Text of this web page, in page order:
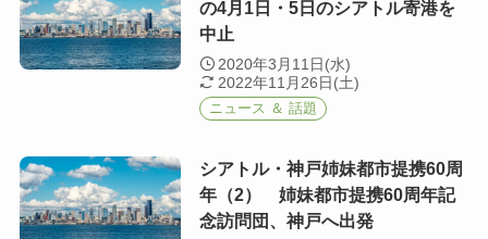
の4月1日・5日のシアトル寄港を
中止
2020年3月11日(水)
2022年11月26日(土)
ニュース ＆ 話題
シアトル・神戸姉妹都市提携60周
年（2） 姉妹都市提携60周年記
念訪問団、神戸へ出発